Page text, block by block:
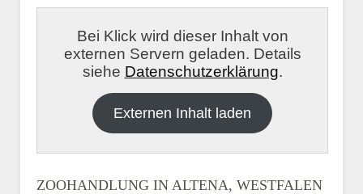
Bei Klick wird dieser Inhalt von
externen Servern geladen. Details
siehe Datenschutzerklärung.
Externen Inhalt laden
ZOOHANDLUNG IN ALTENA, WESTFALEN